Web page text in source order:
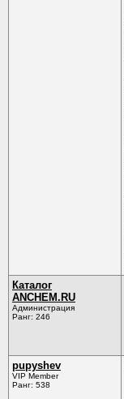
Каталог
ANCHEM.RU
Администрация
Ранг: 246
pupyshev
VIP Member
Ранг: 538